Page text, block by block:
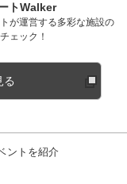
トWalker
が運営する多彩な施設の
ェック！
る
ントを紹介